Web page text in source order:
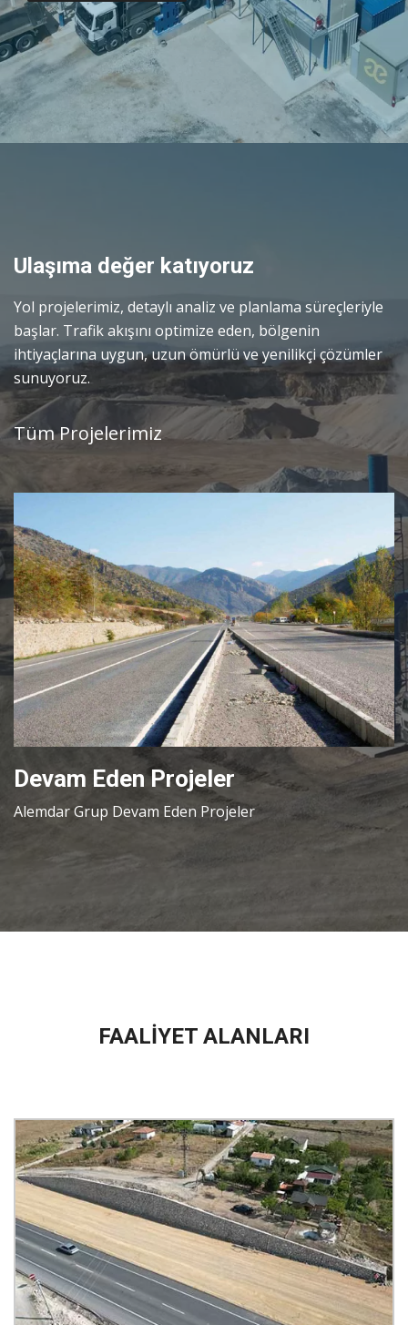
Ulaşıma değer katıyoruz
Yol projelerimiz, detaylı analiz ve planlama süreçleriyle
başlar. Trafik akışını optimize eden, bölgenin
ihtiyaçlarına uygun, uzun ömürlü ve yenilikçi çözümler
sunuyoruz.
Tüm Projelerimiz
Devam Eden Projeler
Alemdar Grup Devam Eden Projeler
FAALİYET ALANLARI